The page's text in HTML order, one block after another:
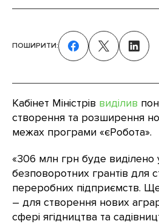
Кабінет Міністрів виділив
створення та розширення
межах програми «єРобота».
«306 млн грн буде виділено
безповоротних грантів для
переробних підприємств.
– для створення нових
сфері ягідництва та
ПОШИРИТИ: